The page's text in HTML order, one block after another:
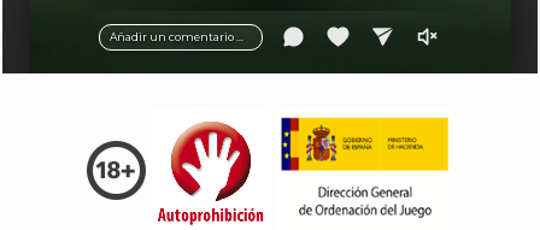
Añadir un comentario ...